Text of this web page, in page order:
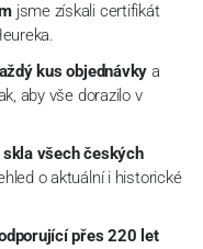
jsme získali certifikát
kus objednávky a
aby vše dorazilo v
všech českých
o aktuální i historické
přes 220 let